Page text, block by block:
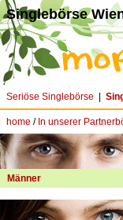
Singlebörse
Seriöse Singlebörse
home / In unserer
Männer